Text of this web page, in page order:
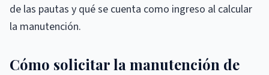
de las pautas y qué se cuenta como ingreso al calcular
la manutención.
Cómo solicitar la manutención de